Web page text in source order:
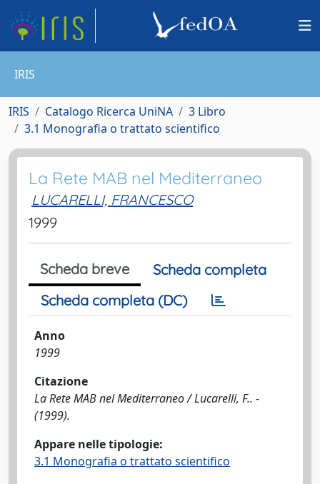
IRIS
IRIS Catalogo Ricerca UniNA
3 Libro
3.1 Monografia o trattato scientifico
La Rete MAB nel Mediterraneo
LUCARELLI, FRANCESCO
1999
Scheda breve
Scheda completa
Scheda completa (DC)
Anno
1999
Citazione
La Rete MAB nel Mediterraneo / Lucarelli, F.. -
(1999).
Appare nelle tipologie:
3.1 Monografia o trattato scientifico